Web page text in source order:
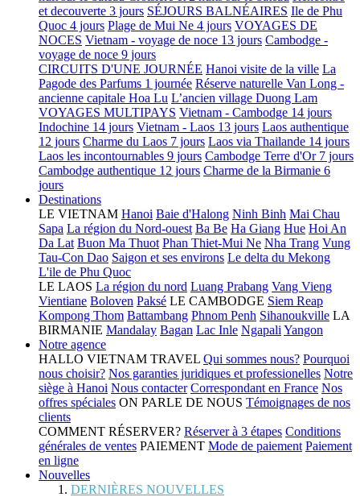
et decouverte 3 jours SÉJOURS BALNÉAIRES Ile de Phu
Quoc 4 jours Plage de Mui Ne 4 jours VOYAGES DE
NOCES Vietnam - voyage de noce 13 jours Cambodge -
voyage de noce 9 jours
CIRCUITS D'UNE JOURNÉE Hanoi visite de la ville La
Pagode des Parfums 1 journée Réserve naturelle Van Long -
ancienne capitale Hoa Lu L’ancien village Duong Lam
VOYAGES MULTIPAYS Vietnam - Cambodge 14 jours
Indochine 14 jours Vietnam - Laos 13 jours Laos authentique
12 jours Charme du Laos 7 jours Laos via Thailande 14 jours
Laos les incontournables 9 jours Cambodge Terre d'Or 7 jours
Cambodge authentique 12 jours Charme de la Birmanie 6
jours
Destinations
LE VIETNAM Hanoi Baie d'Halong Ninh Binh Mai Chau
Sapa La région du Nord-ouest Ba Be Ha Giang Hue Hoi An
Da Lat Buon Ma Thuot Phan Thiet-Mui Ne Nha Trang Vung
Tau-Con Dao Saigon et ses environs Le delta du Mekong
L'ile de Phu Quoc
LE LAOS La région du nord Luang Prabang Vang Vieng
Vientiane Boloven Paksé LE CAMBODGE Siem Reap
Kompong Thom Battambang Phnom Penh Sihanoukville LA
BIRMANIE Mandalay Bagan Lac Inle Ngapali Yangon
Notre agence
HALLO VIETNAM TRAVEL Qui sommes nous? Pourquoi
nous choisir? Nos garanties juridiques et professionelles Notre
siège à Hanoi Nous contacter Correspondant en France Nos
offres spéciales ON PARLE DE NOUS Témoignages de nos
clients
COMMENT RÉSERVER? Réserver à 3 étapes Conditions
générales de ventes PAIEMENT Mode de paiement Paiement
en ligne
Nouvelles
DERNIÈRES NOUVELLES